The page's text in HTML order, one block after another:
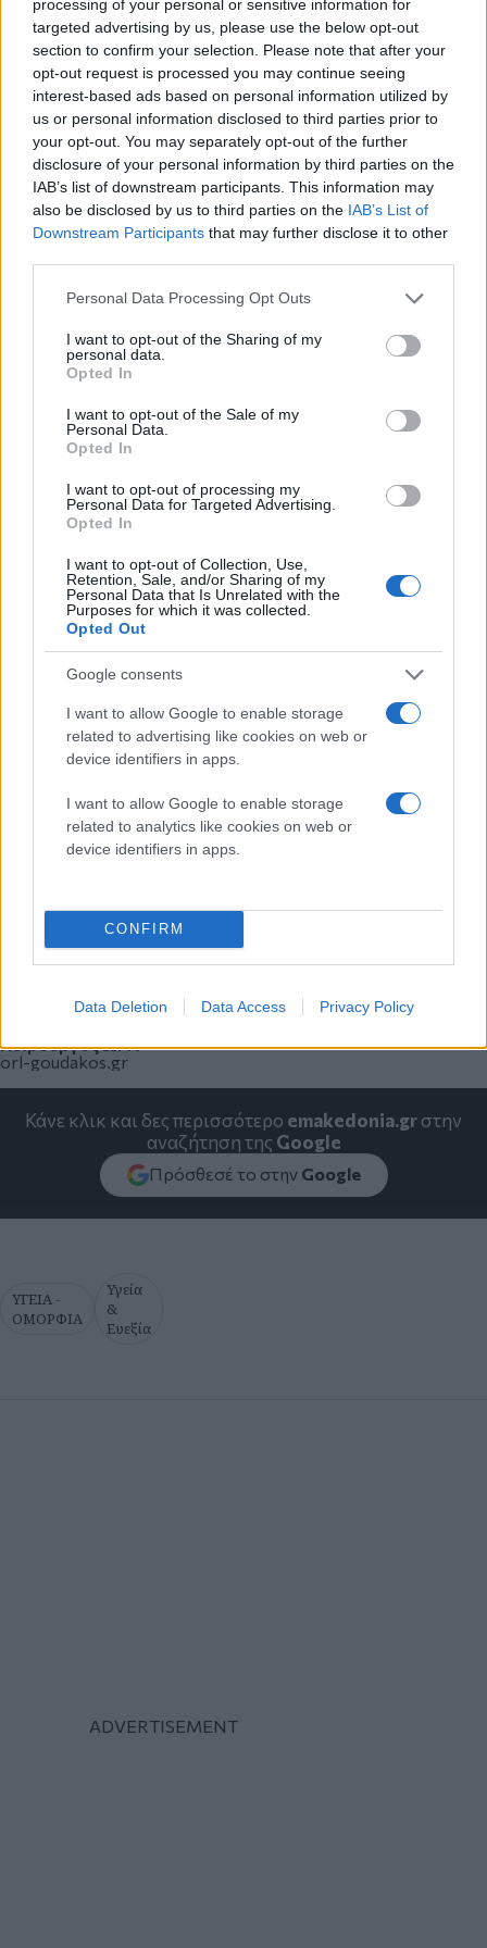
processing of your personal or sensitive information for
targeted advertising by us, please use the below opt-out
section to confirm your selection. Please note that after your
opt-out request is processed you may continue seeing
interest-based ads based on personal information utilized by
us or personal information disclosed to third parties prior to
your opt-out. You may separately opt-out of the further
disclosure of your personal information by third parties on the
IAB’s list of downstream participants. This information may
also be disclosed by us to third parties on the IAB’s List of
Downstream Participants that may further disclose it to other
Please note that this website/app uses one or more Google
not limited to your visit or usage behaviour. You may click to
grant or deny consent to Google and its third-party tags to
use your data for below specified purposes in below Google
consent section.
Personal Data Processing Opt Outs
I want to opt-out of the Sharing of my
personal data.
Opted In
I want to opt-out of the Sale of my
Personal Data.
Opted In
I want to opt-out of processing my
Personal Data for Targeted Advertising.
Opted In
I want to opt-out of Collection, Use,
Retention, Sale, and/or Sharing of my
Personal Data that Is Unrelated with the
Purposes for which it was collected.
Opted Out
Google consents
I want to allow Google to enable storage
related to advertising like cookies on web or
device identifiers in apps.
I want to allow Google to enable storage
related to analytics like cookies on web or
device identifiers in apps.
CONFIRM
Data Deletion Data Access Privacy Policy
Η ρινοπλαστική δεν αφορά μόνο την αισθητική βελτίωση,
αλλά και τη συνολικήαναβάθμιση της αναπνευστικής
λειτουργίας και της ποιότητας ζωής
των ασθενών. Οι
σύγχρονες τεχνικές, σε συνδυασμό με την προηγμένη
τεχνολογία, διασφαλίζουν ένα αποτέλεσμα που είναι τόσο
αισθητικά άρτιο όσο και λειτουργικά σταθερό
μακροπρόθεσμα.
Χειρουργός ΩΡΛ
orl-goudakos.gr
Κάνε κλικ και δες περισσότερο emakedonia.grστην
αναζήτηση της Google
Πρόσθεσέ το στην Google
ΥΓΕΙΑ -
ΟΜΟΡΦΙΑ
Υγεία
&
Ευεξία